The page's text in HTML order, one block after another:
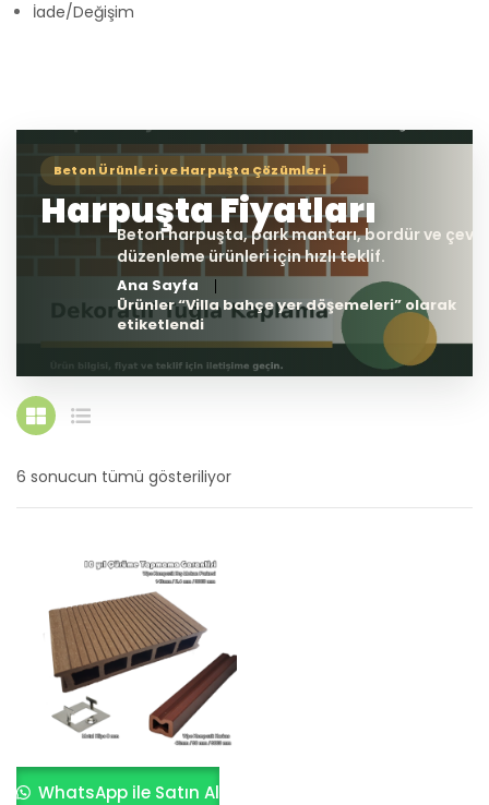
İade/Değişim
Ana Sayfa
Ürünler “Villa bahçe yer döşemeleri” olarak
etiketlendi
6 sonucun tümü gösteriliyor
WhatsApp ile Satın Al